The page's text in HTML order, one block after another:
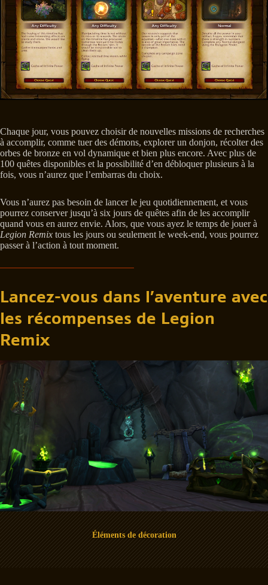
Chaque jour, vous pouvez choisir de nouvelles missions de recherches
à accomplir, comme tuer des démons, explorer un donjon, récolter des
orbes de bronze en vol dynamique et bien plus encore. Avec plus de
100 quêtes disponibles et la possibilité d’en débloquer plusieurs à la
fois, vous n’aurez que l’embarras du choix.
Vous n’aurez pas besoin de lancer le jeu quotidiennement, et vous
pourrez conserver jusqu’à six jours de quêtes afin de les accomplir
quand vous en aurez envie. Alors, que vous ayez le temps de jouer à
Legion Remix tous les jours ou seulement le week-end, vous pourrez
passer à l’action à tout moment.
Lancez-vous dans l’aventure avec
les récompenses de Legion
Remix
Éléments de décoration